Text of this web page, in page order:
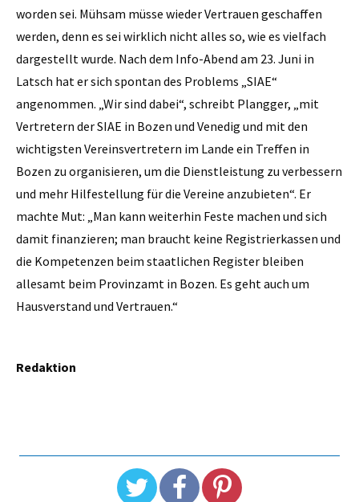
worden sei. Mühsam müsse wieder Vertrauen geschaffen
werden, denn es sei wirklich nicht alles so, wie es vielfach
dargestellt wurde. Nach dem Info-Abend am 23. Juni in
Latsch hat er sich spontan des Problems „SIAE“
angenommen. „Wir sind dabei“, schreibt Plangger, „mit
Vertretern der SIAE in Bozen und Venedig und mit den
wichtigsten Vereinsvertretern im Lande ein Treffen in
Bozen zu organisieren, um die Dienstleistung zu verbessern
und mehr Hilfestellung für die Vereine anzubieten“. Er
machte Mut: „Man kann weiterhin Feste machen und sich
damit finanzieren; man braucht keine Registrierkassen und
die Kompetenzen beim staatlichen Register bleiben
allesamt beim Provinzamt in Bozen. Es geht auch um
Hausverstand und Vertrauen.“
Redaktion